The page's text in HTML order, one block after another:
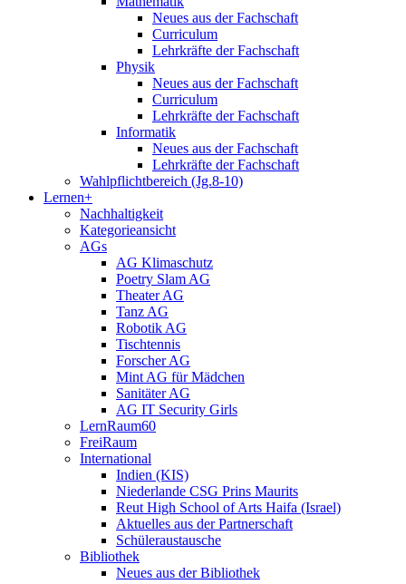
Neues aus der Fachschaft
Curriculum
Lehrkräfte der Fachschaft
Physik
Neues aus der Fachschaft
Curriculum
Lehrkräfte der Fachschaft
Informatik
Neues aus der Fachschaft
Lehrkräfte der Fachschaft
Wahlpflichtbereich (Jg.8-10)
Lernen+
Nachhaltigkeit
Kategorieansicht
AGs
AG Klimaschutz
Poetry Slam AG
Theater AG
Tanz AG
Robotik AG
Tischtennis
Forscher AG
Mint AG für Mädchen
Sanitäter AG
AG IT Security Girls
LernRaum60
FreiRaum
International
Indien (KIS)
Niederlande CSG Prins Maurits
Reut High School of Arts Haifa (Israel)
Aktuelles aus der Partnerschaft
Schüleraustausche
Bibliothek
Neues aus der Bibliothek